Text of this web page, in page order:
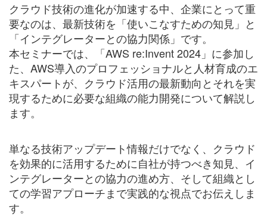
クラウド技術の進化が加速する中、企業にとって重
要なのは、最新技術を「使いこなすための知見」と
「インテグレーターとの協力関係」です。
本セミナーでは、「AWS re:Invent 2024」に参加し
た、AWS導入のプロフェッショナルと人材育成のエ
キスパートが、クラウド活用の最新動向とそれを実
現するために必要な組織の能力開発について解説し
ます。
単なる技術アップデート情報だけでなく、クラウド
を効果的に活用するために自社が持つべき知見、イ
ンテグレーターとの協力の進め方、そして組織とし
ての学習アプローチまで実践的な視点でお伝えしま
す。